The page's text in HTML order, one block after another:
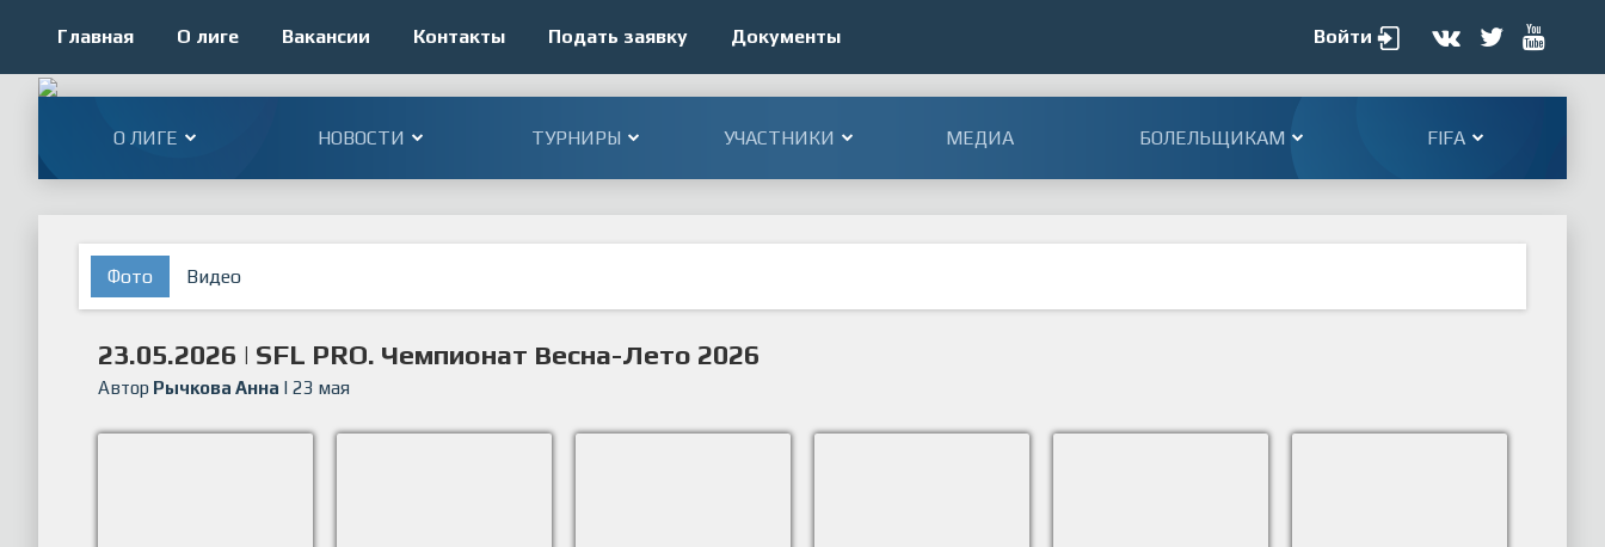
Главная О лиге Вакансии Контакты Подать заявку Документы Войти
О ЛИГЕ НОВОСТИ ТУРНИРЫ УЧАСТНИКИ МЕДИА БОЛЕЛЬЩИКАМ FIFA
Фото Видео
23.05.2026 | SFL PRO. Чемпионат Весна-Лето 2026
Автор Рычкова Анна | 23 мая